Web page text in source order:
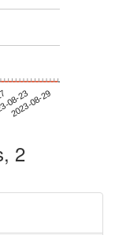
08-23
2023-08-29
2